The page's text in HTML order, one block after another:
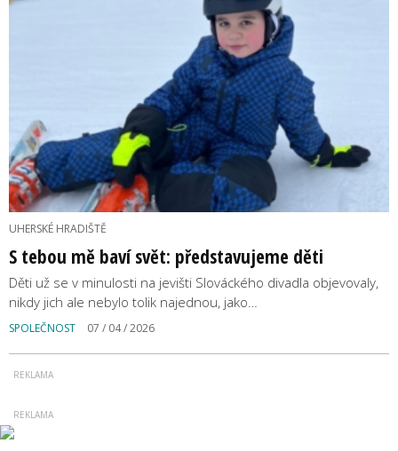
UHERSKÉ HRADIŠTĚ
S tebou mě baví svět: představujeme děti
Děti už se v minulosti na jevišti Slováckého divadla objevovaly,
nikdy jich ale nebylo tolik najednou, jako…
SPOLEČNOST 07 / 04 / 2026